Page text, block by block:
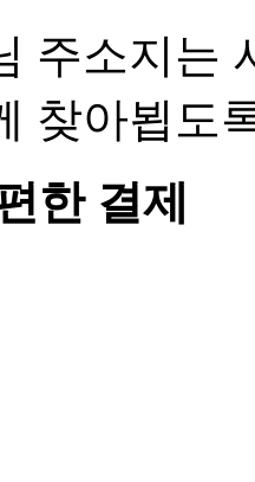
주소지는
찾아뵙도
한 결제